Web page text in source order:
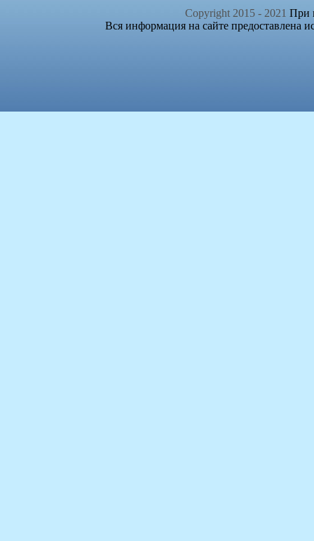
Copyright 2015 - 2021 При
Вся информация на сайте предоставлена